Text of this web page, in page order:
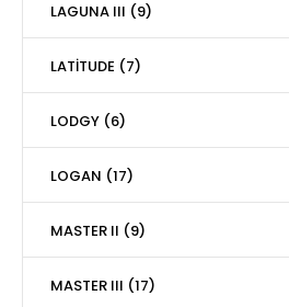
LAGUNA III (9)
LATİTUDE (7)
LODGY (6)
LOGAN (17)
MASTER II (9)
MASTER III (17)